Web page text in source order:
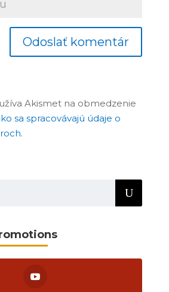
Akismet na obmedzenie
sa spracovávajú údaje o